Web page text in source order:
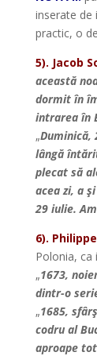
inserate de
practic, o
5). Jacob
această
dormit în
intrarea în
„Duminică,
lângă
plecat să
acea zi, a
29 iulie.
6).
Polonia, ca
„1673,
dintr-o
„1685,
codru al
aproape